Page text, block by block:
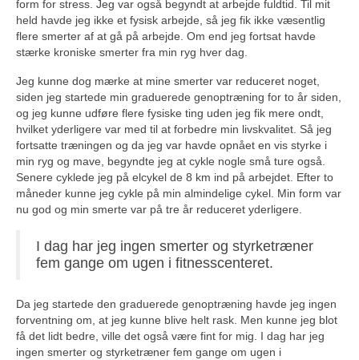
form for stress. Jeg var også begyndt at arbejde fuldtid. Til mit
held havde jeg ikke et fysisk arbejde, så jeg fik ikke væsentlig
flere smerter af at gå på arbejde. Om end jeg fortsat havde
stærke kroniske smerter fra min ryg hver dag.
Jeg kunne dog mærke at mine smerter var reduceret noget,
siden jeg startede min graduerede genoptræning for to år siden,
og jeg kunne udføre flere fysiske ting uden jeg fik mere ondt,
hvilket yderligere var med til at forbedre min livskvalitet. Så jeg
fortsatte træningen og da jeg var havde opnået en vis styrke i
min ryg og mave, begyndte jeg at cykle nogle små ture også.
Senere cyklede jeg på elcykel de 8 km ind på arbejdet. Efter to
måneder kunne jeg cykle på min almindelige cykel. Min form var
nu god og min smerte var på tre år reduceret yderligere.
I dag har jeg ingen smerter og styrketræner
fem gange om ugen i fitnesscenteret.
Da jeg startede den graduerede genoptræning havde jeg ingen
forventning om, at jeg kunne blive helt rask. Men kunne jeg blot
få det lidt bedre, ville det også være fint for mig. I dag har jeg
ingen smerter og styrketræner fem gange om ugen i